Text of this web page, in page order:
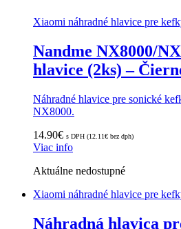
Xiaomi náhradné hlavice pre
Nandme NX8000/
hlavice (2ks) –
Náhradné hlavice pre sonické
NX8000.
14.90€ s DPH (12.11€ bez dph)
Viac info
Aktuálne nedostupné
Xiaomi náhradné hlavice pre
Náhradná hlavica